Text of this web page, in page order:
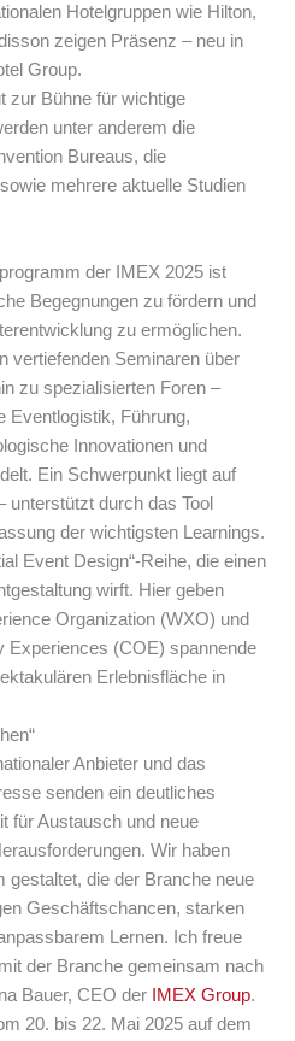
Hotelgruppen wie Hilton,
zeigen Präsenz – neu in
Group.
zur Bühne für wichtige
unter anderem die
Bureaus, die
mehrere aktuelle Studien
der IMEX 2025 ist
Begegnungen zu fördern und
zu ermöglichen.
vertiefenden Seminaren über
zu spezialisierten Foren –
Eventlogistik, Führung,
Innovationen und
Ein Schwerpunkt liegt auf
unterstützt durch das Tool
der wichtigsten Learnings.
Event Design“-Reihe, die einen
wirft. Hier geben
Organization (WXO) und
Experiences (COE) spannende
Erlebnisfläche in
Anbieter und das
senden ein deutliches
für Austausch und neue
Wir haben
gestaltet, die der Branche neue
Geschäftschancen, starken
Lernen. Ich freue
der Branche gemeinsam nach
Bauer, CEO der
IMEX Group.
20. bis 22. Mai 2025 auf dem